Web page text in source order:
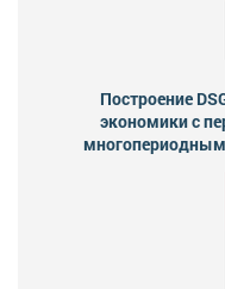
Построение
экономики с